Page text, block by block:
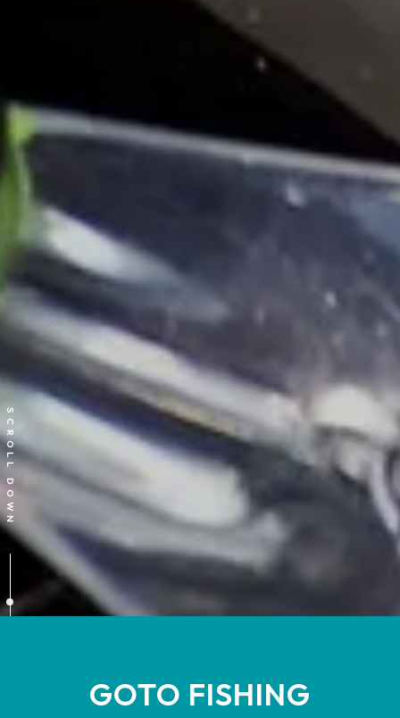
SCROLL DOWN
GOTO FISHING